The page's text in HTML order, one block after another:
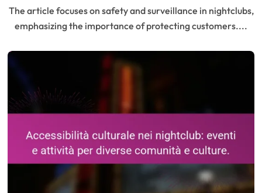
The article focuses on safety and surveillance in nightclubs,
emphasizing the importance of protecting customers....